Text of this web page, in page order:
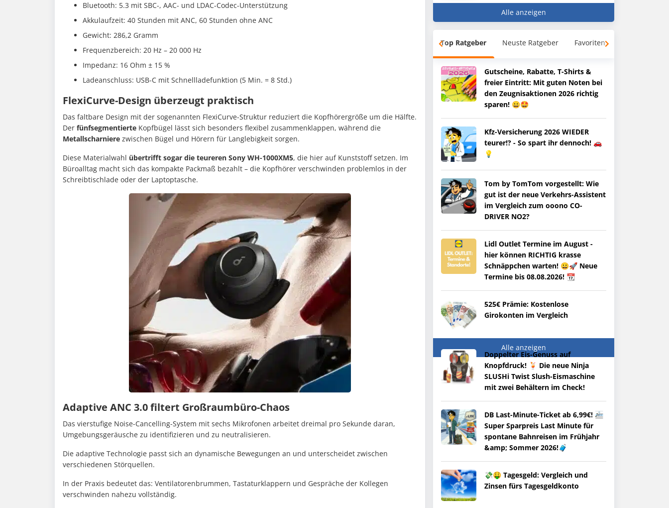
Bluetooth: 5.3 mit SBC-, AAC- und LDAC-Codec-Unterstützung
Akkulaufzeit: 40 Stunden mit ANC, 60 Stunden ohne ANC
Gewicht: 286,2 Gramm
Frequenzbereich: 20 Hz – 20 000 Hz
Impedanz: 16 Ohm ± 15 %
Ladeanschluss: USB-C mit Schnellladefunktion (5 Min. = 8 Std.)
FlexiCurve-Design überzeugt praktisch
Das faltbare Design mit der sogenannten FlexiCurve-Struktur reduziert die Kopfhörergröße um die Hälfte.
Der fünf­segmentierte Kopfbügel lässt sich besonders flexibel zusammenklappen, während die
Metallscharniere zwischen Bügel und Hörern für Langlebigkeit sorgen.
Diese Materialwahl übertrifft sogar die teureren Sony WH-1000XM5, die hier auf Kunststoff setzen. Im
Büroalltag macht sich das kompakte Packmaß bezahlt – die Kopfhörer verschwinden problemlos in der
Schreibtischlade oder der Laptoptasche.
Adaptive ANC 3.0 filtert Großraumbüro-Chaos
Das vierstufige Noise-Cancelling-System mit sechs Mikrofonen arbeitet dreimal pro Sekunde daran,
Umgebungsgeräusche zu identifizieren und zu neutralisieren.
Die adaptive Technologie passt sich an dynamische Bewegungen an und unterscheidet zwischen
verschiedenen Störquellen.
In der Praxis bedeutet das: Ventilatorenbrummen, Tastaturklappern und Gespräche der Kollegen
verschwinden nahezu vollständig.
Alle anzeigen
Top Ratgeber Neuste Ratgeber Favoriten
Gutscheine, Rabatte, T-Shirts &
freier Eintritt: Mit guten Noten bei
den Zeugnisaktionen 2026 richtig
sparen! 😀🤩
Kfz-Versicherung 2026 WIEDER
teurer!? - So spart ihr dennoch! 🚗
💡
Tom by TomTom vorgestellt: Wie
gut ist der neue Verkehrs-Assistent
im Vergleich zum ooono CO-
DRIVER NO2?
Lidl Outlet Termine im August -
hier können RICHTIG krasse
Schnäppchen warten! 😀🚀 Neue
Termine bis 08.08.2026! 📆
525€ Prämie: Kostenlose
Girokonten im Vergleich
Alle anzeigen
Doppelter Eis-Genuss auf
Knopfdruck! 🍹 Die neue Ninja
SLUSHi Twist Slush-Eismaschine
mit zwei Behältern im Check!
DB Last-Minute-Ticket ab 6,99€! 🚈
Super Sparpreis Last Minute für
spontane Bahnreisen im Frühjahr
&amp; Sommer 2026!🧳
💸🤑 Tagesgeld: Vergleich und
Zinsen fürs Tagesgeldkonto